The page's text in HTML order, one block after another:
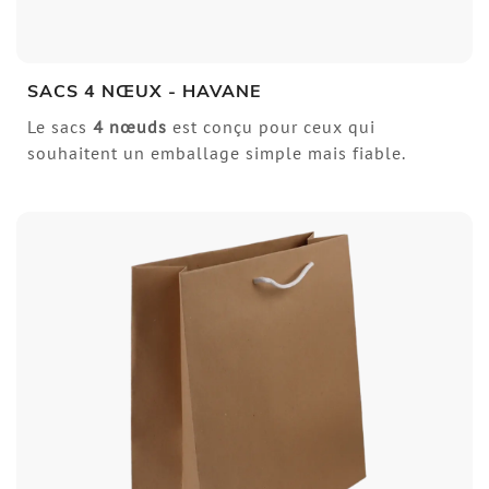
SACS 4 NŒUX - HAVANE
Le sacs 4 nœuds est conçu pour ceux qui
souhaitent un emballage simple mais fiable.